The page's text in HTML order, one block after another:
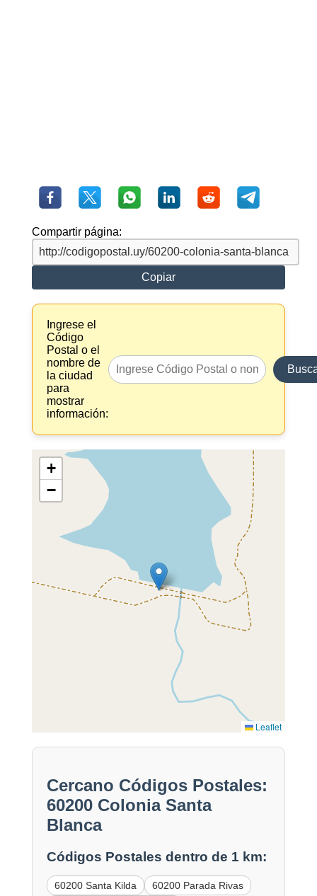
Compartir página:
Copiar
Ingrese el
Código
Postal o el
nombre de
la ciudad
para
mostrar
información:
+
−
Leaflet
Cercano Códigos Postales:
60200 Colonia Santa
Blanca
Códigos Postales dentro de 1 km:
60200 Santa Kilda
60200 Parada Rivas